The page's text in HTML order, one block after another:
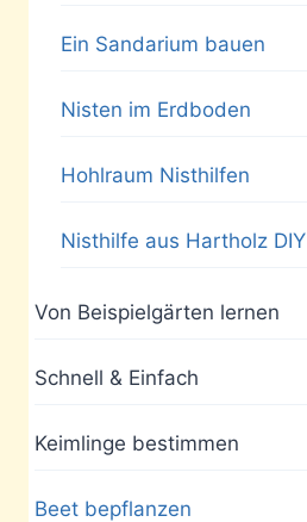
Ein Sandarium bauen
Nisten im Erdboden
Hohlraum Nisthilfen
Nisthilfe aus Hartholz DIY
Von Beispielgärten lernen
Schnell & Einfach
Keimlinge bestimmen
Beet bepflanzen